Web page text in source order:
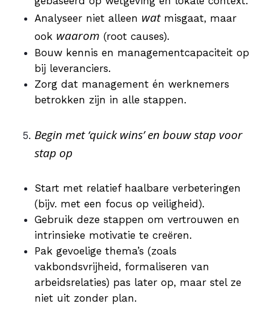
Analyseer niet alleen watmisgaat, maar
ook waarom (root causes).
Bouw kennis en managementcapaciteit op
bij leveranciers.
Zorg dat management én werknemers
betrokken zijn in alle stappen.
Begin met ‘quick wins’ en bouw stap voor
stap op
Start met relatief haalbare verbeteringen
(bijv. met een focus op veiligheid).
Gebruik deze stappen om vertrouwen en
intrinsieke motivatie te creëren.
Pak gevoelige thema’s (zoals
vakbondsvrijheid, formaliseren van
arbeidsrelaties) pas later op, maar stel ze
niet uit zonder plan.